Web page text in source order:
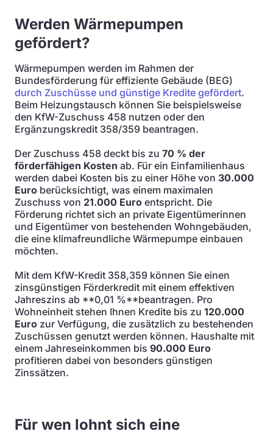
Werden Wärmepumpen
gefördert?
Wärmepumpen werden im Rahmen der
Bundesförderung für effiziente Gebäude (BEG)
durch Zuschüsse und günstige Kredite gefördert.
Beim Heizungstausch können Sie beispielsweise
den KfW-Zuschuss 458 nutzen oder den
Ergänzungskredit 358/359 beantragen.
Der Zuschuss 458 deckt bis zu 70 % der
förderfähigen Kosten ab. Für ein Einfamilienhaus
werden dabei Kosten bis zu einer Höhe von 30.000
Euro berücksichtigt, was einem maximalen
Zuschuss von 21.000 Euro entspricht. Die
Förderung richtet sich an private Eigentümerinnen
und Eigentümer von bestehenden Wohngebäuden,
die eine klimafreundliche Wärmepumpe einbauen
möchten.
Mit dem KfW-Kredit 358,359 können Sie einen
zinsgünstigen Förderkredit mit einem effektiven
Jahreszins ab **0,01 %**beantragen. Pro
Wohneinheit stehen Ihnen Kredite bis zu 120.000
Euro zur Verfügung, die zusätzlich zu bestehenden
Zuschüssen genutzt werden können. Haushalte mit
einem Jahreseinkommen bis 90.000 Euro
profitieren dabei von besonders günstigen
Zinssätzen.
Für wen lohnt sich eine